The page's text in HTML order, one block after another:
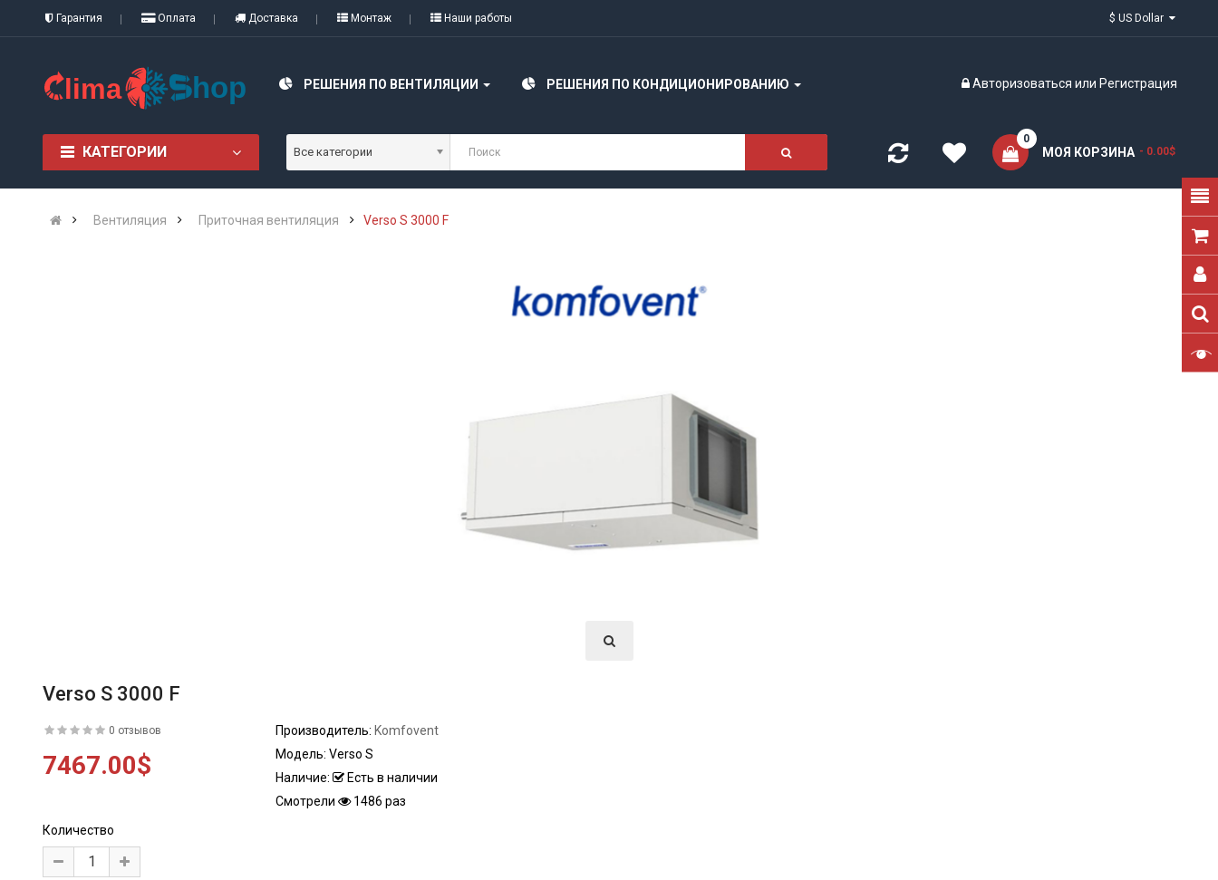
Гарантия Оплата Доставка Монтаж Наши работы
РЕШЕНИЯ ПО ВЕНТИЛЯЦИИ РЕШЕНИЯ ПО КОНДИЦИОНИРОВАНИЮ Авторизоваться или Регистрация
КАТЕГОРИИ Все категории МОЯ КОРЗИНА
0
- 0.00$
Вентиляция Приточная вентиляция Verso S 3000 F
Verso S 3000 F
0 отзывов
7467.00$
Производитель: Komfovent
Модель: Verso S
Наличие:
Есть в наличии
Смотрели
1486 раз
Количество